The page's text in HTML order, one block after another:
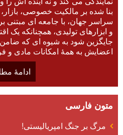
ارتباط
بنا شده بر مالکیت خصوصی،
سراسر جهان، با جامعه ای مبتنی
و ابزارهای تولیدی، همچنانکه یک
جایگزین شود به شیوه ای که ضامن
اعضایش به همۀ امکانات مادی و
ادامۀ
متون فارسی
مرگ بر جنگ امپریالیستی!